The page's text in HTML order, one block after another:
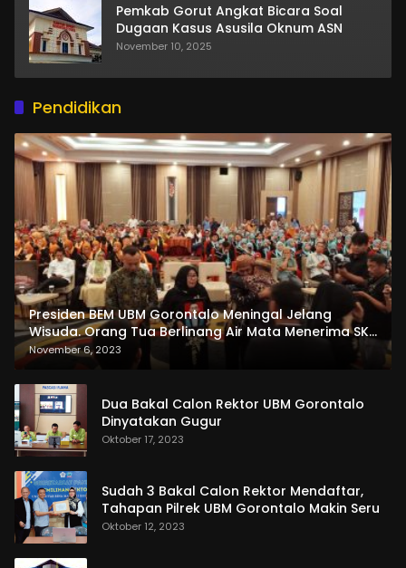
Pemkab Gorut Angkat Bicara Soal
Dugaan Kasus Asusila Oknum ASN
November 10, 2025
Pendidikan
Presiden BEM UBM Gorontalo Meningal Jelang
Wisuda. Orang Tua Berlinang Air Mata Menerima SKL
dan Pemasangan Salempang
November 6, 2023
Dua Bakal Calon Rektor UBM Gorontalo
Dinyatakan Gugur
Oktober 17, 2023
Sudah 3 Bakal Calon Rektor Mendaftar,
Tahapan Pilrek UBM Gorontalo Makin Seru
Oktober 12, 2023